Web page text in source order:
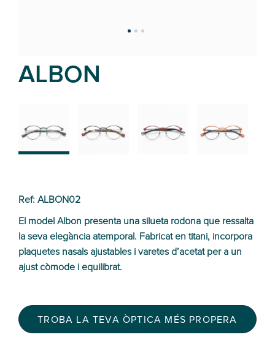
ALBON
Ref: ALBON02
El model Albon presenta una silueta rodona que ressalta
la seva elegància atemporal. Fabricat en titani, incorpora
plaquetes nasals ajustables i varetes d’acetat per a un
ajust còmode i equilibrat.
TROBA LA TEVA ÒPTICA MÉS PROPERA